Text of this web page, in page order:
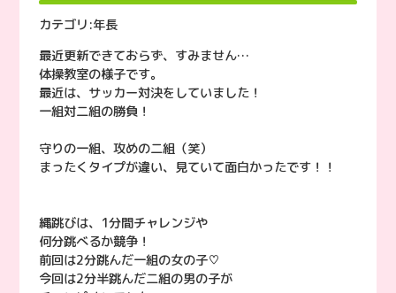
カテゴリ:年長
最近更新できておらず、すみません…
体操教室の様子です。
最近は、サッカー対決をしていました！
一組対二組の勝負！
守りの一組、攻めの二組（笑）
まったくタイプが違い、見ていて面白かったです！！
縄跳びは、1分間チャレンジや
何分跳べるか競争！
前回は2分跳んだ一組の女の子♡
今回は2分半跳んだ二組の男の子が